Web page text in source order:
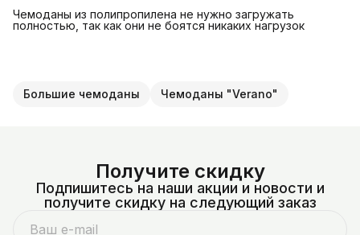
Чемоданы из полипропилена не нужно загружать
полностью, так как они не боятся никаких нагрузок
Большие чемоданы Чемоданы "Verano"
Получите скидку
Подпишитесь на наши акции и новости и
получите скидку на следующий заказ